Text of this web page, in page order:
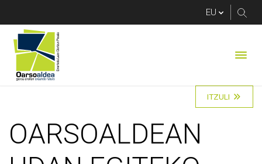
OARSOALDEAN ITZULI
OARSOALDEAN